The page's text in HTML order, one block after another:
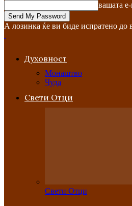
вашата е-
А лозинка ќе ви биде испратено до
Духовност
Монаштво
Чуда
Свети Отци
Свети Отци